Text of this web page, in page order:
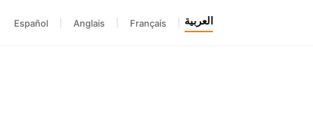
العربية Français
Anglais
Español